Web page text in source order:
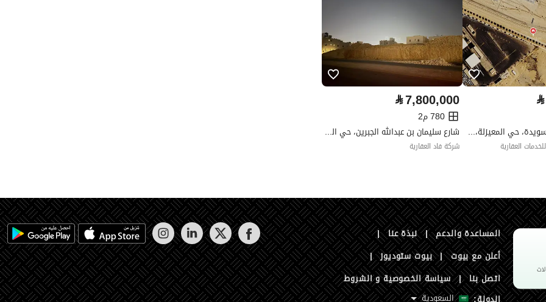
،منصات التواصل الإجتماعي ،أخرى
العقار مقيد
رقم الأرض
293/295
ملاحظات
-
⃁
شارع عبدالله بن سويدة، حي المعيزلة، شرق الرياض، الرياض
العقارية
⃁7,800,000
780 م2
شارع سليمان بن عبدالله الجبرين، حي النرجس، شمال الرياض، الرياض
شركة فاد العقارية
المساعدة والدعم | نبذة عنا |
أعلن مع بيوت | بيوت ستوديوز |
اتصل بنا | سياسة الخصوصية و الشروط
السعودية